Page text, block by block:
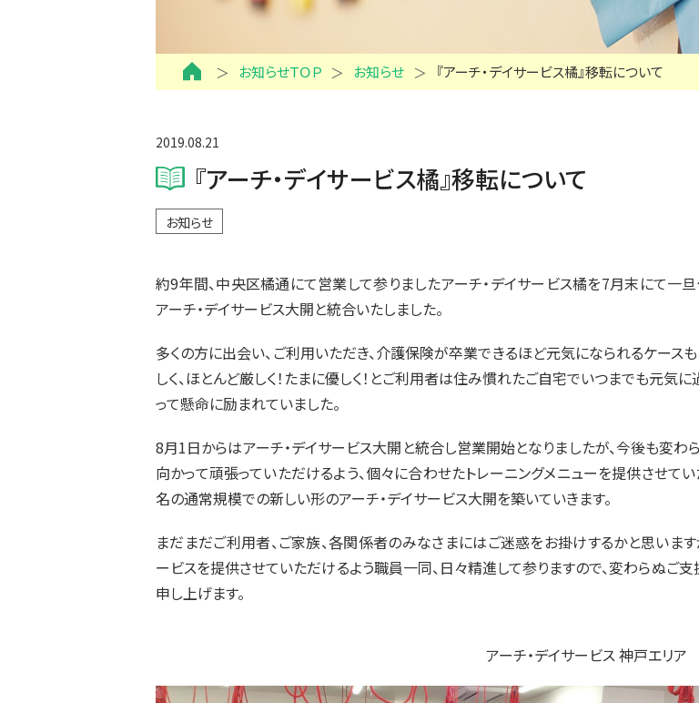
お知らせＴＯＰ お知らせ 『アーチ・デイサービス橘』移転について
2019.08.21
『アーチ・デイサービス橘』移転について
お知らせ
約9年間、中央区橘通にて営業して参りましたアーチ・デイサービス橘を7月末にて一旦
アーチ・デイサービス大開と統合いたしました。
多くの方に出会い、ご利用いただき、介護保険が卒業できるほど元気になられるケース
しく、ほとんど厳しく！たまに優しく！とご利用者は住み慣れたご自宅でいつまでも元気
って懸命に励まれていました。
8月1日からはアーチ・デイサービス大開と統合し営業開始となりましたが、今後も変わ
向かって頑張っていただけるよう、個々に合わせたトレーニングメニューを提供させて
名の通常規模での新しい形のアーチ・デイサービス大開を築いていきます。
まだまだご利用者、ご家族、各関係者のみなさまにはご迷惑をお掛けするかと思いま
ービスを提供させていただけるよう職員一同、日々精進して参りますので、変わらぬご
申し上げます。
アーチ・デイサービス 神戸エ